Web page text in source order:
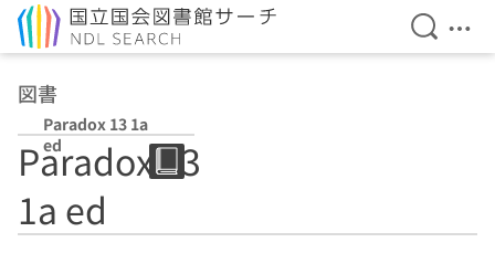
検索を
メ
図書
Paradox 13 1a
ed
Paradox 13
1a ed